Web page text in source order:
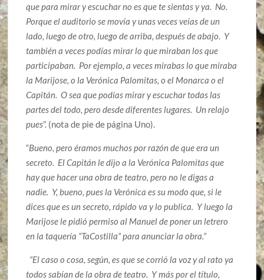
que para mirar y escuchar no es que te sientas y ya. No.
Porque el auditorio se movía y unas veces veías de un
lado, luego de otro, luego de arriba, después de abajo. Y
también a veces podías mirar lo que miraban los que
participaban. Por ejemplo, a veces mirabas lo que miraba
la Marijose, o la Verónica Palomitas, o el Monarca o el
Capitán. O sea que podías mirar y escuchar todas las
partes del todo, pero desde diferentes lugares. Un relajo
pues”. (nota de pie de página Uno).
“Bueno, pero éramos muchos por razón de que era un
secreto. El Capitán le dijo a la Verónica Palomitas que
hay que hacer una obra de teatro, pero no le digas a
nadie. Y, bueno, pues la Verónica es su modo que, si le
dices que es un secreto, rápido va y lo publica. Y luego la
Marijose le pidió permiso al Manuel de poner un letrero
en la taquería “TaCostilla” para anunciar la obra.”
“El caso o cosa, según, es que se corrió la voz y al rato ya
todos sabían de la obra de teatro. Y más por el título,